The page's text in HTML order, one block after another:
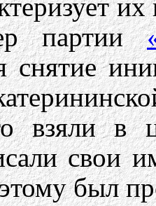
партии
снятие
взяли в
свои
был